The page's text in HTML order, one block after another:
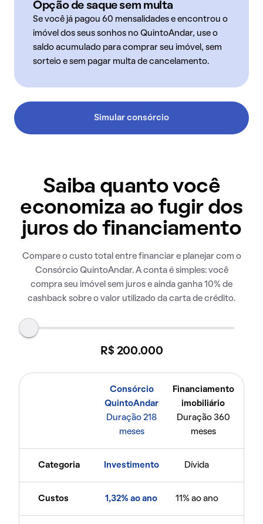
Opção de saque sem multa
Se você já pagou 60 mensalidades e encontrou o
imóvel dos seus sonhos no QuintoAndar, use o
saldo acumulado para comprar seu imóvel, sem
sorteio e sem pagar multa de cancelamento.
Simular consórcio
Saiba quanto você
economiza ao fugir dos
juros do financiamento
Compare o custo total entre financiar e planejar com o
Consórcio QuintoAndar. A conta é simples: você
compra seu imóvel sem juros e ainda ganha 10% de
cashback sobre o valor utilizado da carta de crédito.
R$ 200.000
Consórcio
QuintoAndar
Duração 218
meses
Financiamento
imobiliário
Duração 360
meses
Categoria Investimento Dívida
Custos 1,32% ao ano 11% ao ano